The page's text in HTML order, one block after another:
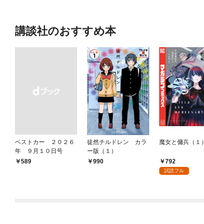
講談社のおすすめ本
ベストカー ２０２６
年 ９月１０日号
￥589
徒然チルドレン カラ
ー版（１）
990
魔女と傭兵（１）
792
試読フル